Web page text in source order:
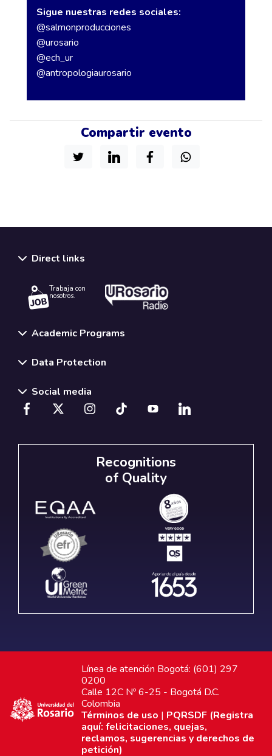
Sigue nuestras redes sociales:
@salmonproducciones
@urosario
@ech_ur
@antropologiaurosario
Compartir evento
Direct links
Trabaja con
nosotros.
Academic Programs
Data Protection
Social media
Recognitions
of Quality
Línea de atención Bogotá: (601) 297
0200
Calle 12C Nº 6-25 - Bogotá D.C.
Colombia
Términos de uso | PQRSDF (Registra
aquí: felicitaciones, quejas,
reclamos, sugerencias y derechos de
petición)